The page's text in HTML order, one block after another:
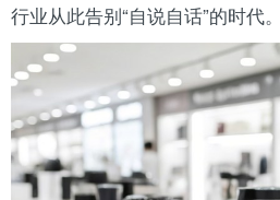
行业从此告别“自说自话”的时代。